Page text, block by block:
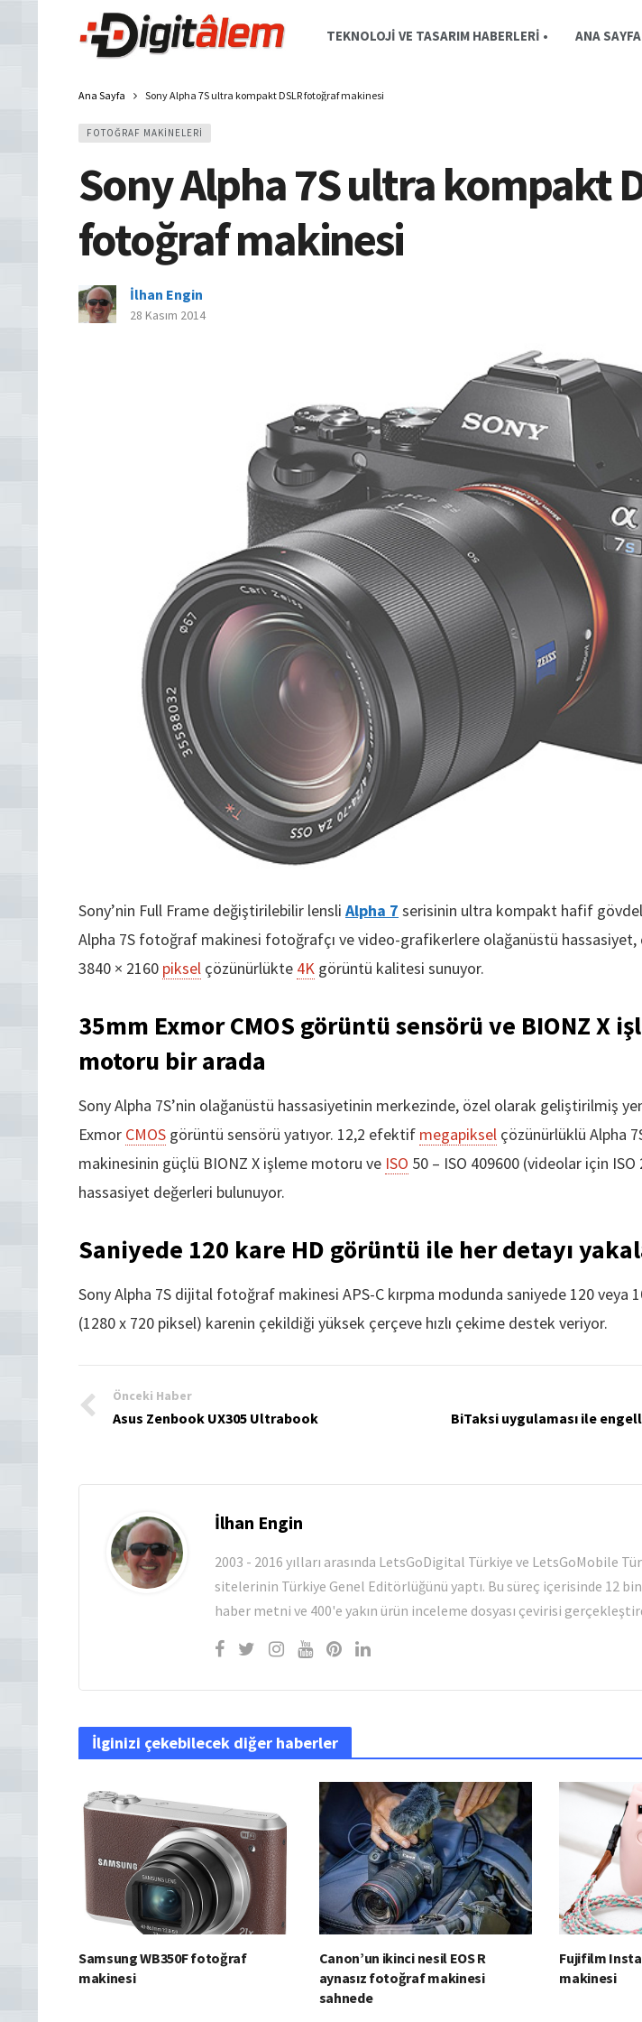
TEKNOLOJI VE TASARIM HABERLERI • ANA SAYFA
Ana Sayfa Sony Alpha 7S ultra kompakt DSLR fotoğraf makinesi
FOTOĞRAF MAKINELERI
Sony Alpha 7S ultra kompakt
fotoğraf makinesi
İlhan Engin
28 Kasım 2014
Sony’nin Full Frame değiştirilebilir lensli Alpha 7 serisinin ultra kompakt hafif
Alpha 7S fotoğraf makinesi fotoğrafçı ve video-grafikerlere olağanüstü hassasiyet,
3840 × 2160 piksel çözünürlükte 4K görüntü kalitesi sunuyor.
35mm Exmor CMOS görüntü sensörü ve BIONZ X
motoru bir arada
Sony Alpha 7S’nin olağanüstü hassasiyetinin merkezinde, özel olarak geliştirilmiş
Exmor CMOS görüntü sensörü yatıyor. 12,2 efektif megapiksel çözünürlüklü Alpha
makinesinin güçlü BIONZ X işleme motoru ve ISO 50 – ISO 409600 (videolar için ISO
hassasiyet değerleri bulunuyor.
Saniyede 120 kare HD görüntü ile her detayı
Sony Alpha 7S dijital fotoğraf makinesi APS-C kırpma modunda saniyede 120 veya
(1280 x 720 piksel) karenin çekildiği yüksek çerçeve hızlı çekime destek veriyor.
Önceki Haber
Asus Zenbook UX305 Ultrabook
BiTaksi uygulaması ile
İlhan Engin
2003 - 2016 yılları arasında LetsGoDigital Türkiye ve LetsGoMobile
sitelerinin Türkiye Genel Editörlüğünü yaptı. Bu süreç içerisinde 12
haber metni ve 400'e yakın ürün inceleme dosyası çevirisi
İlginizi çekebilecek diğer haberler
Samsung WB350F fotoğraf
makinesi
Canon’un ikinci nesil EOS R
aynasız fotoğraf makinesi
sahnede
Fujifilm
makinesi